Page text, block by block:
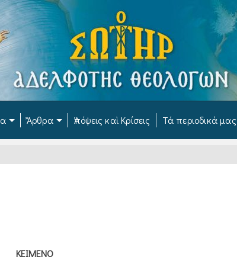
Ἄρθρα Ἀπόψεις καὶ Κρίσεις Τά περιοδικά μας
ΚΕΙΜΕΝΟ